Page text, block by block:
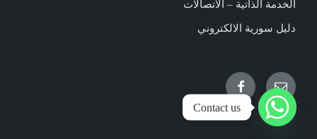
الخدمة الذاتية – الاتصالات
دليل سورية الالكتروني
Email
Facebook
Contact us